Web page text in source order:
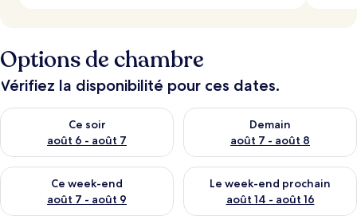
Options de chambre
Vérifiez la disponibilité pour ces dates.
Ce soir
août 6 - août 7
Vérifier la disponibilité pour ce soir août 6 - août 7
Demain
août 7 - août 8
Vérifier la disponibilité pour
Ce week-end
août 7 - août 9
Vérifier la disponibilité pour ce week-end août 7 - août 9
Le week-end prochain
août 14 - août 16
Vérifier la disponibilité pour